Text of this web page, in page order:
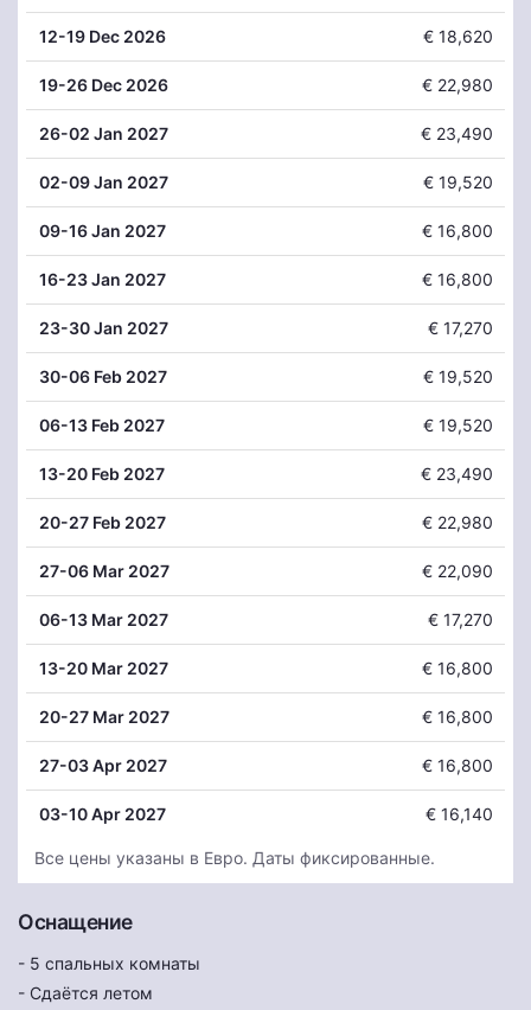
12-19 Dec 2026 € 18,620
19-26 Dec 2026 € 22,980
26-02 Jan 2027 € 23,490
02-09 Jan 2027 € 19,520
09-16 Jan 2027 € 16,800
16-23 Jan 2027 € 16,800
23-30 Jan 2027 € 17,270
30-06 Feb 2027 € 19,520
06-13 Feb 2027 € 19,520
13-20 Feb 2027 € 23,490
20-27 Feb 2027 € 22,980
27-06 Mar 2027 € 22,090
06-13 Mar 2027 € 17,270
13-20 Mar 2027 € 16,800
20-27 Mar 2027 € 16,800
27-03 Apr 2027 € 16,800
03-10 Apr 2027 € 16,140
Все цены указаны в Евро. Даты фиксированные.
Оснащение
- 5 спальных комнаты
- Сдаётся летом